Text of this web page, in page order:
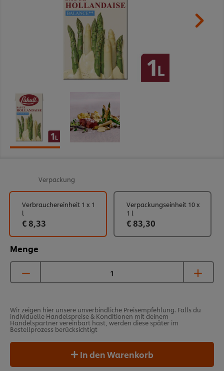
Verpackung
Menge
Verbrauchereinheit 1 x 1
l
€ 8,33
Verpackungseinheit 10 x
1 l
€ 83,30
Wir zeigen hier unsere unverbindliche Preisempfehlung. Falls du
individuelle Handelspreise & Konditionen mit deinem
Handelspartner vereinbart hast, werden diese später im
Bestellprozess berücksichtigt
In den Warenkorb